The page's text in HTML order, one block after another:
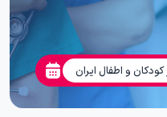
و اطفال ایران